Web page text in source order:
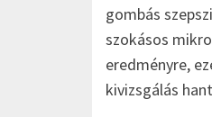
gombás
szokásos
eredményre,
kivizsgálás